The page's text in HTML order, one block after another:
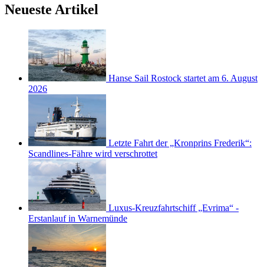
Neueste Artikel
Hanse Sail Rostock startet am 6. August
2026
Letzte Fahrt der „Kronprins Frederik“:
Scandlines-Fähre wird verschrottet
Luxus-Kreuzfahrtschiff „Evrima“ -
Erstanlauf in Warnemünde